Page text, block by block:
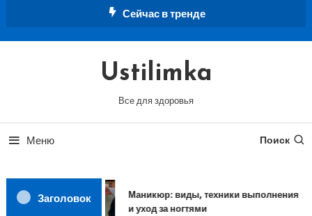
Сейчас в тренде
Ustilimka
Все для здоровья
Меню Поиск
Заголовок
Маникюр: виды, техники выполнения
и уход за ногтями